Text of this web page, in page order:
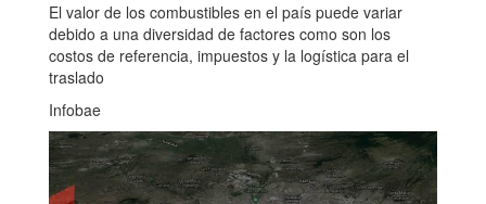
El valor de los combustibles en el país puede variar
debido a una diversidad de factores como son los
costos de referencia, impuestos y la logística para el
traslado
Infobae